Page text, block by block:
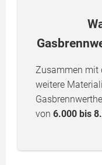
Zusammen mit
weitere
von 6.000 bis